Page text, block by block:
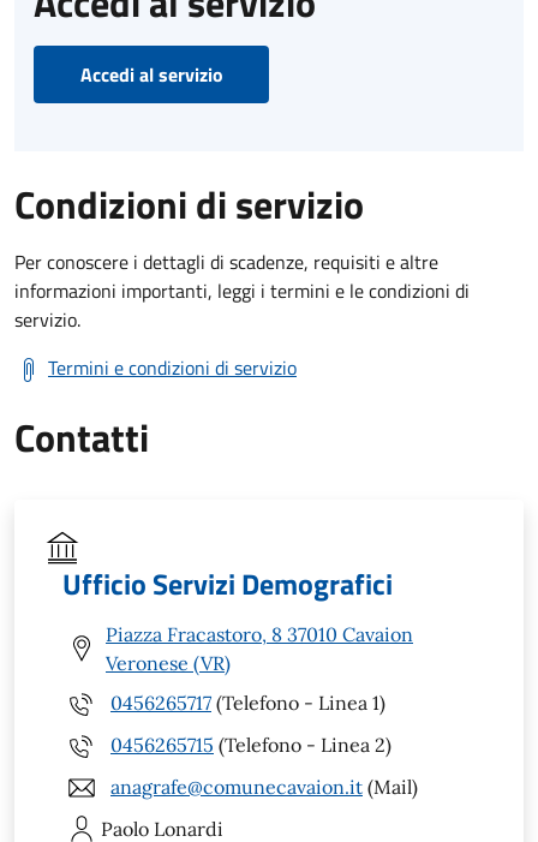
Accedi al servizio
Condizioni di servizio
Per conoscere i dettagli di scadenze, requisiti e altre
informazioni importanti, leggi i termini e le condizioni di
servizio.
Termini e condizioni di servizio
Contatti
Ufficio Servizi Demografici
Piazza Fracastoro, 8 37010 Cavaion
Veronese (VR)
0456265717 (Telefono - Linea 1)
0456265715 (Telefono - Linea 2)
anagrafe@comunecavaion.it (Mail)
Paolo Lonardi